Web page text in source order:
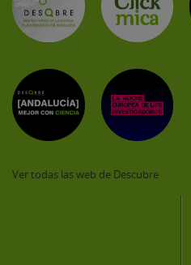
Ver todas las web de Descubre